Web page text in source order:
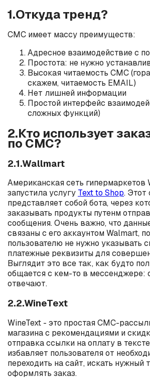
1.Откуда тренд?
СМС имеет массу преимуществ:
Адресное взаимодействие с
Простота: не нужно
Высокая читаемость СМС
скажем, читаемость EMAIL)
Нет лишней информации
Простой интерфейс
сложных функций)
2.Кто использует
по СМС?
2.1.Wallmart
Американская сеть гипермаркетов
запустила услугу Text to Shop. Этот
представляет собой бота, через
заказывать продукты путенм
сообщения. Очень важно, что
связаны с его аккаунтом Walmart,
пользователю не нужно указывать
платежные реквизиты для
Выглядит это все так, как будто
общается с кем-то в мессенджере:
отвечают.
2.2.WineText
WineText - это простая СМС-
магазина с рекомендациями и
отправка ссылки на оплату в
избавляет пользователя от
переходить на сайт, искать нужный
оформлять заказ.